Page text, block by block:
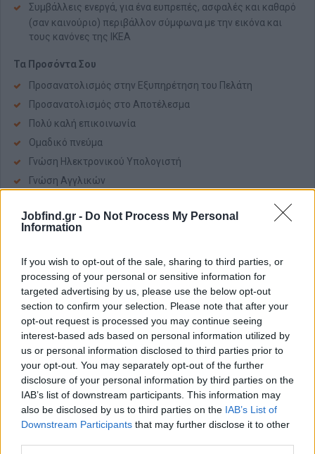
Jobfind.gr - Do Not Process My Personal
Information
If you wish to opt-out of the sale, sharing to third parties, or
processing of your personal or sensitive information for
targeted advertising by us, please use the below opt-out
section to confirm your selection. Please note that after your
opt-out request is processed you may continue seeing
interest-based ads based on personal information utilized by
us or personal information disclosed to third parties prior to
your opt-out. You may separately opt-out of the further
disclosure of your personal information by third parties on the
IAB’s list of downstream participants. This information may
also be disclosed by us to third parties on the IAB’s List of
Downstream Participants that may further disclose it to other
Συμβάλλεις ενεργά, για ένα ευπρεπές, ασφαλές και καθαρό
(σαν καινούριο) περιβάλλον σύμφωνα με την εικόνα και
τους κανόνες της ΙΚΕΑ
Τα Προσόντα Σου
Προσανατολισμός στην Εξυπηρέτηση του Πελάτη
Προσανατολισμός στο Αποτέλεσμα
Πολύ καλή επικοινωνία
Ομαδικό πνεύμα
Γνώση Ηλεκτρονικού Υπολογιστή
Γνώση Αγγλικών
προϊσταμένους
Πτυχίο ΤΕΙ/ΑΕΙ
Τι Προσφέρουμε
Στην ΙΚΕΑ, πιστεύουμε στη δύναμη των ανθρώπων και
δημιουργούμε ένα περιβάλλον, όπου όλοι μπορούν να
αναπτυχθούν και να εξελιχθούν μαζί μας.
💰Ανταγωνιστικό Πακέτο Αποδοχών:Με πλήρες πακέτο
παροχών & επιπλέον παροχές
🩺Υγεία & Ευεξία:Ομαδικό πρόγραμμα ασφάλισης ζωής &
ιατρικής κάλυψης
Εστιατόριο Εργαζομένων:
παροχή γευμάτων στο
εστιατόριο των εργαζομένων σε προνομιακές τιμές